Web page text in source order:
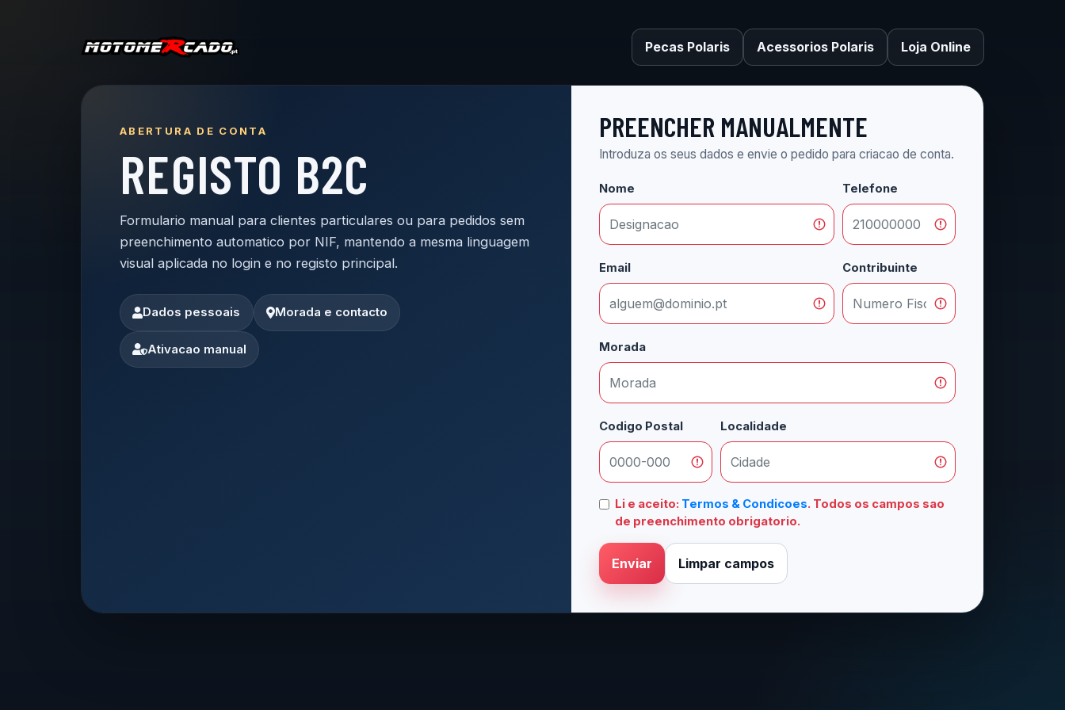
Pecas Polaris Acessorios Polaris Loja Online
ABERTURA DE CONTA
REGISTO B2C
Formulario manual para clientes particulares ou para pedidos sem
preenchimento automatico por NIF, mantendo a mesma linguagem
visual aplicada no login e no registo principal.
Dados pessoais Morada e contacto
Ativacao manual
PREENCHER MANUALMENTE
Introduza os seus dados e envie o pedido para criacao de conta.
Nome Telefone
Email Contribuinte
Morada
Codigo Postal Localidade
Li e aceito: Termos & Condicoes. Todos os campos sao
de preenchimento obrigatorio.
Enviar Limpar campos